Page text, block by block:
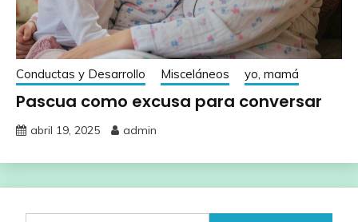
Conductas y Desarrollo Misceláneos yo, mamá
Pascua como excusa para conversar
abril 19, 2025 admin